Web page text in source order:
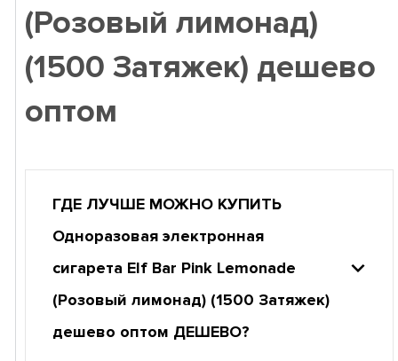
(Розовый лимонад)
(1500 Затяжек) дешево
оптом
ГДЕ ЛУЧШЕ МОЖНО КУПИТЬ
Одноразовая электронная
сигарета Elf Bar Pink Lemonade
(Розовый лимонад) (1500 Затяжек)
дешево оптом ДЕШЕВО?